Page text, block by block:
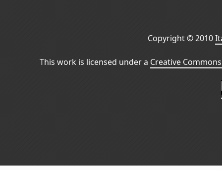
Copyright © 2010
This work is licensed under a Creative